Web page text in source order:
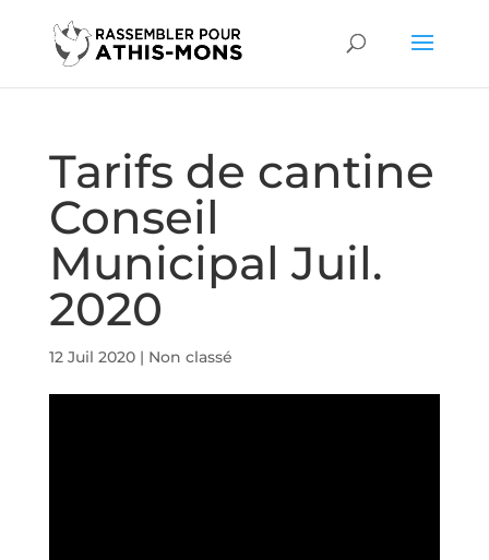
Tarifs de cantine
Conseil
Municipal Juil.
2020
12 Juil 2020| Non classé